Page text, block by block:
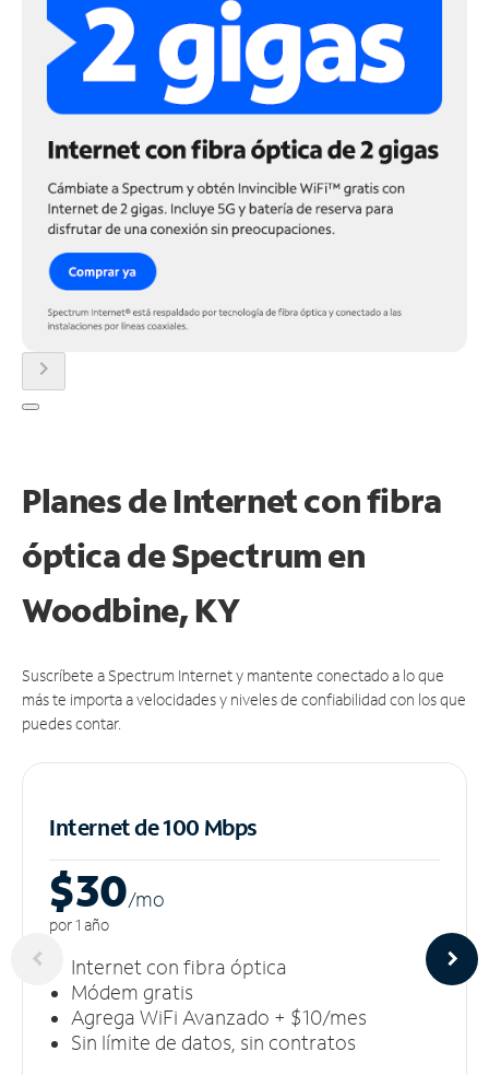
chevron_right
Planes de Internet con fibra
óptica de Spectrum en
Woodbine, KY
Suscríbete a Spectrum Internet y mantente conectado a lo que
más te importa a velocidades y niveles de confiabilidad con los que
puedes contar.
Internet de 100 Mbps
$30/mo
por 1 año
Internet con fibra óptica
Módem gratis
Agrega WiFi Avanzado + $10/mes
Sin límite de datos, sin contratos